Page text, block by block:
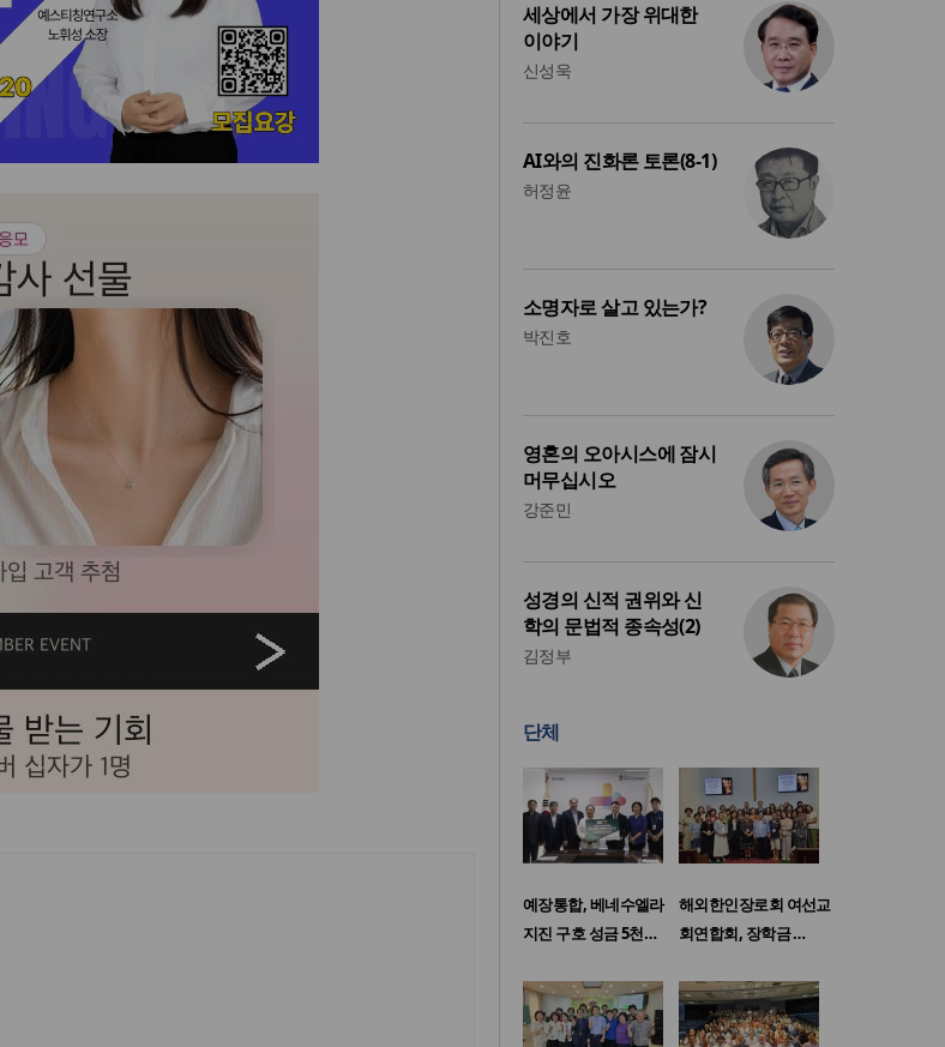
세상에서 가장 위대한
이야기
신성욱
AI와의 진화론 토론(8-1)
허정윤
소명자로 살고 있는가?
박진호
영혼의 오아시스에 잠시
머무십시오
강준민
성경의 신적 권위와 신
학의 문법적 종속성(2)
김정부
단체
예장통합, 베네수엘라
지진 구호 성금 5천…
해외한인장로회 여선교
회연합회, 장학금 …